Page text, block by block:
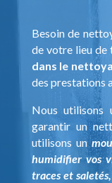
Besoin de
de votre lieu
dans le
des prestations
Nous utilisons
garantir un
utilisons un
humidifier vos
traces et